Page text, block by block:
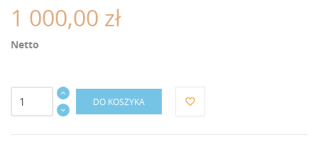
1 000,00 zł
Netto
DO KOSZYKA favorite_border